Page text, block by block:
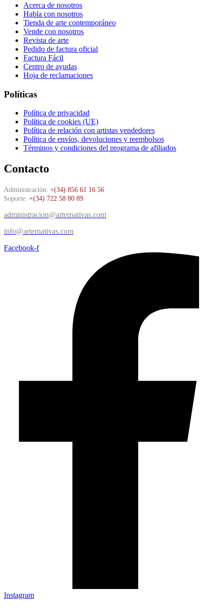
Acerca de nosotros
Habla con nosotros
Tienda de arte contemporáneo
Vende con nosotros
Revista de arte
Pedido de factura oficial
Factura Fácil
Centro de ayudas
Hoja de reclamaciones
Políticas
Política de privacidad
Política de cookies (UE)
Política de relación con artistas vendedores
Política de envíos, devoluciones y reembolsos
Términos y condiciones del programa de afiliados
Contacto
Administración: +(34) 856 61 16 56
Soporte: +(34) 722 58 80 89
administracion@arternativas.com
info@arternativas.com
Facebook-f
Instagram